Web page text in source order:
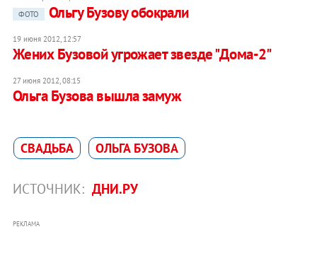
ФОТО
Ольгу Бузову обокрали
19 июня 2012, 12:57
Жених Бузовой угрожает звезде "Дома-2"
27 июня 2012, 08:15
Ольга Бузова вышла замуж
СВАДЬБА ОЛЬГА БУЗОВА
ИСТОЧНИК: ДНИ.РУ
РЕКЛАМА